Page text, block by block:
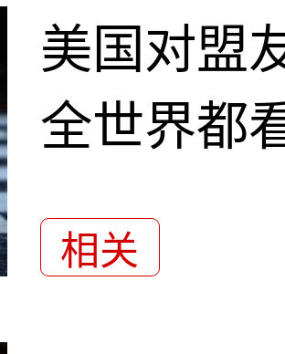
美国对盟
全世界都
相关